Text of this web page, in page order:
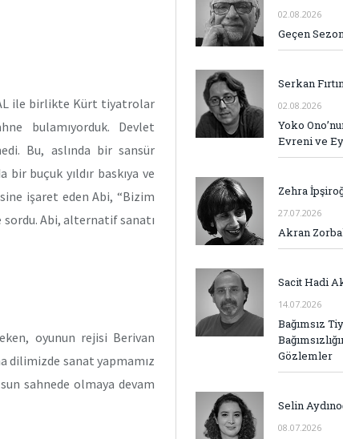
ile birlikte Kürt tiyatrolar
bulamıyorduk. Devlet
Bu, aslında bir sansür
buçuk yıldır baskıya ve
işaret eden Abi, “Bizim
Abi, alternatif sanatı
oyunun rejisi Berivan
dilimizde sanat yapmamız
sahnede olmaya devam
02.08.2026
Geçen
Serkan
02.08.2026
Yoko
Evreni ve
Zehra
27.07.2026
Akran
Sacit Hadi
14.07.2026
Bağımsız
Gözlemler
Selin
08.07.2026